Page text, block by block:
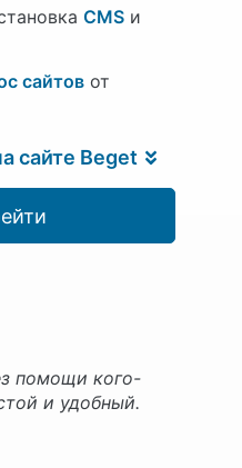
CMS и
сайтов от
сайте Beget
помощи кого-
и удобный.